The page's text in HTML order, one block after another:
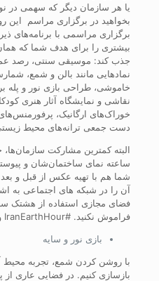
یا هر سازمان دیگر که سهمی در
بخواهید در برگزاری مراسم این
برگزاری مراسمی با برنامه‌های
بیشتری را برای هدف شما که
جذب کند: موسیقی سنتی، رصد
نمادهایی مانند بالن و شمع،
خاموشی، طراحی بازی نور و پله
نقاشی و نمایشگاه آثار هنری
خوراک‌های ارگانیک،
دست جمعی ترانه‌های محیط
البته کمترین مشارکت
ساعته نمای ساختمان‌شان و
شما هم با تهیه عکس از قبل و
آن را در شبکه های اجتماعی به
فضای مجازی استفاده از هشتک
فراموش نکنید. #IranEarthHour و #ساعت-زمین
بازی نور و سایه
با روشن کردن شمع، تجربه محیط
بازسازی کنیم. در فضایی عاری از